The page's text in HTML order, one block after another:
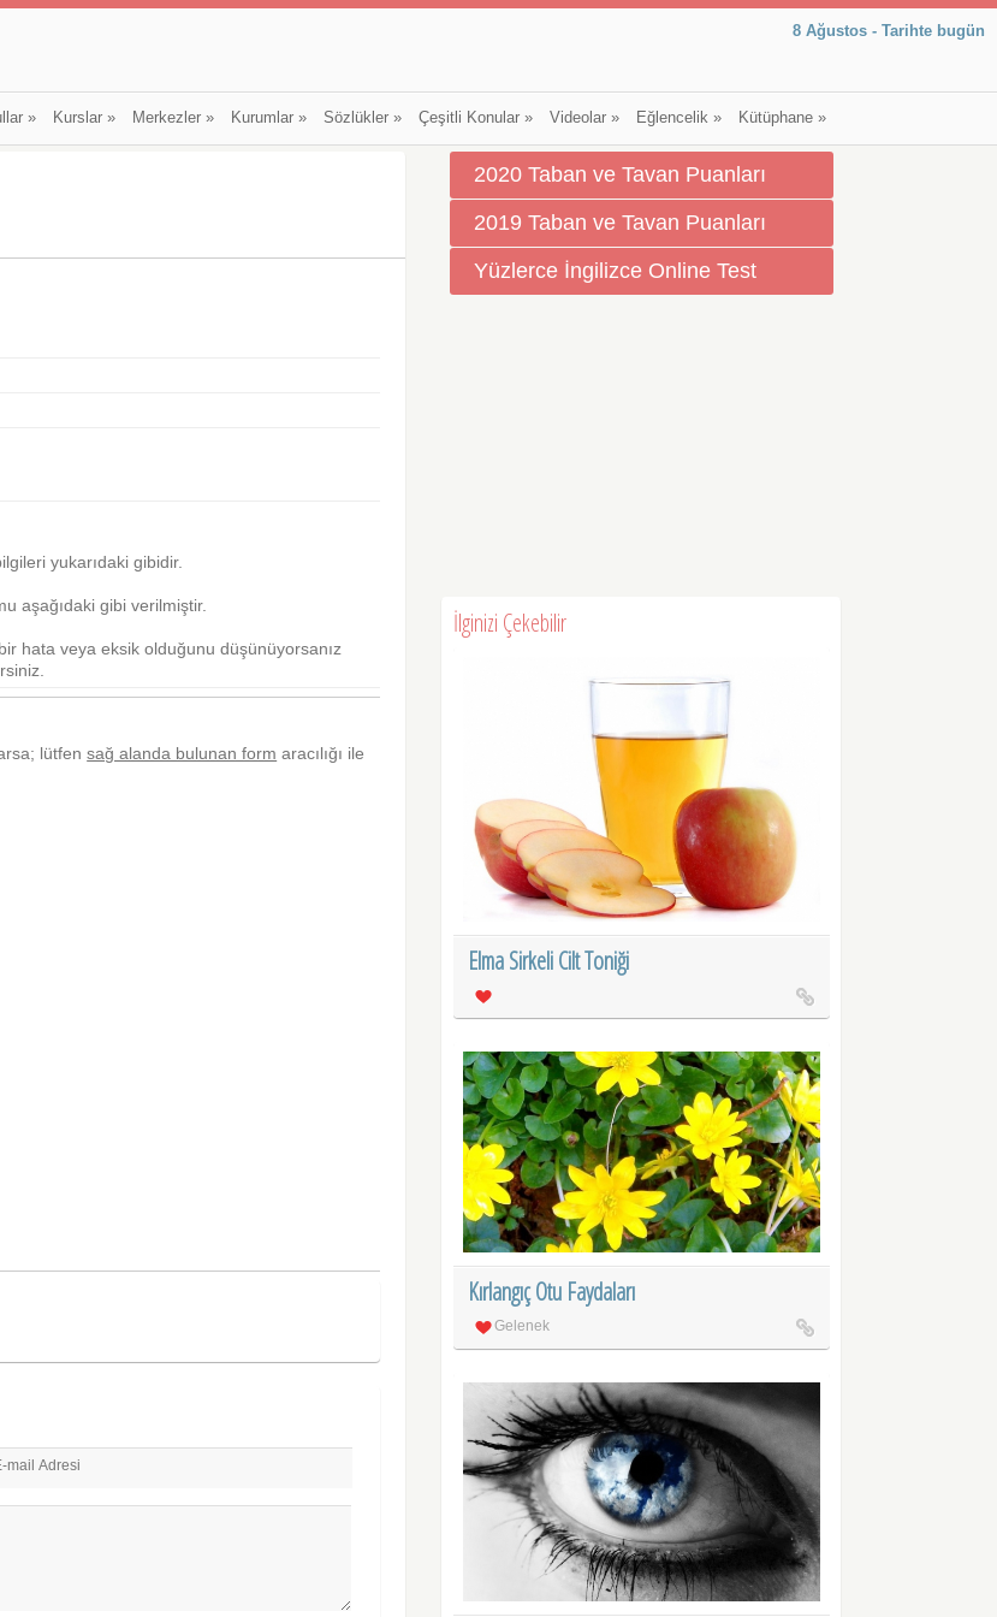
8 Ağustos - Tarihte bugün
» Kurslar» Merkezler» Kurumlar» Sözlükler» Çeşitli Konular» Videolar» Eğlencelik» Kütüphane»
yukarıdaki gibidir.
aşağıdaki gibi verilmiştir.
hata veya eksik olduğunu düşünüyorsanız
lütfensağ alanda bulunan form aracılığı ile
mail Adresi
2020 Taban ve Tavan Puanları
2019 Taban ve Tavan Puanları
Yüzlerce İngilizce Online Test
İlginizi Çekebilir
Elma Sirkeli Cilt Toniği
Kırlangıç Otu Faydaları
Gelenek